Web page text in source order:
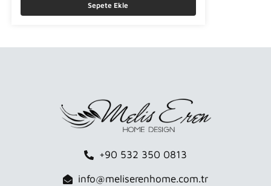
Sepete Ekle
+90 532 350 0813
info@meliserenhome.com.tr